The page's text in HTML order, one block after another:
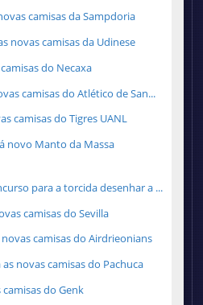
camisas da Sampdoria
novas camisas da Udinese
do Necaxa
camisas do Atlético de San...
camisas do Tigres UANL
novo Manto da Massa
para a torcida desenhar a ...
camisas do Sevilla
camisas do Airdrieonians
novas camisas do Pachuca
do Genk